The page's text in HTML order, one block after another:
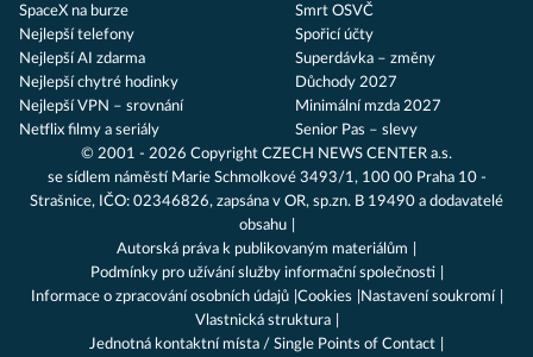
SpaceX na burze
Nejlepší telefony
Nejlepší AI zdarma
Nejlepší chytré hodinky
Nejlepší VPN – srovnání
Netflix filmy a seriály
Smrt OSVČ
Spořicí účty
Superdávka – změny
Důchody 2027
Minimální mzda 2027
Senior Pas – slevy
© 2001 - 2026 Copyright CZECH NEWS CENTER a.s.
se sídlem náměstí Marie Schmolkové 3493/1, 100 00 Praha 10 -
Strašnice, IČO: 02346826, zapsána v OR, sp.zn. B 19490 a dodavatelé
obsahu
Autorská práva k publikovaným materiálům
Podmínky pro užívání služby informační společnosti
Informace o zpracování osobních údajů Cookies
Nastavení soukromí
Vlastnická struktura
Jednotná kontaktní místa / Single Points of Contact